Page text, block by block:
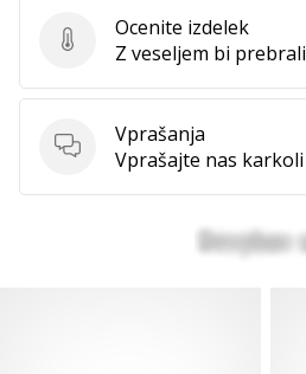
Ocenite izdelek
Ocenite izdelek
Z veseljem bi
Vprašanja
Vprašanja
Vprašajte nas karkoli